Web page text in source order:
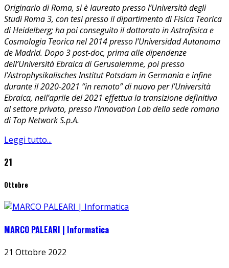
Originario di Roma, si è laureato presso l’Università degli
Studi Roma 3, con tesi presso il dipartimento di Fisica Teorica
di Heidelberg; ha poi conseguito il dottorato in Astrofisica e
Cosmologia Teorica nel 2014 presso l’Universidad Autonoma
de Madrid. Dopo 3 post-doc, prima alle dipendenze
dell’Università Ebraica di Gerusalemme, poi presso
l’Astrophysikalisches Institut Potsdam in Germania e infine
durante il 2020-2021 “in remoto” di nuovo per l’Università
Ebraica, nell’aprile del 2021 effettua la transizione definitiva
al settore privato, presso l’Innovation Lab della sede romana
di Top Network S.p.A.
Leggi tutto...
21
Ottobre
MARCO PALEARI | Informatica
21 Ottobre 2022